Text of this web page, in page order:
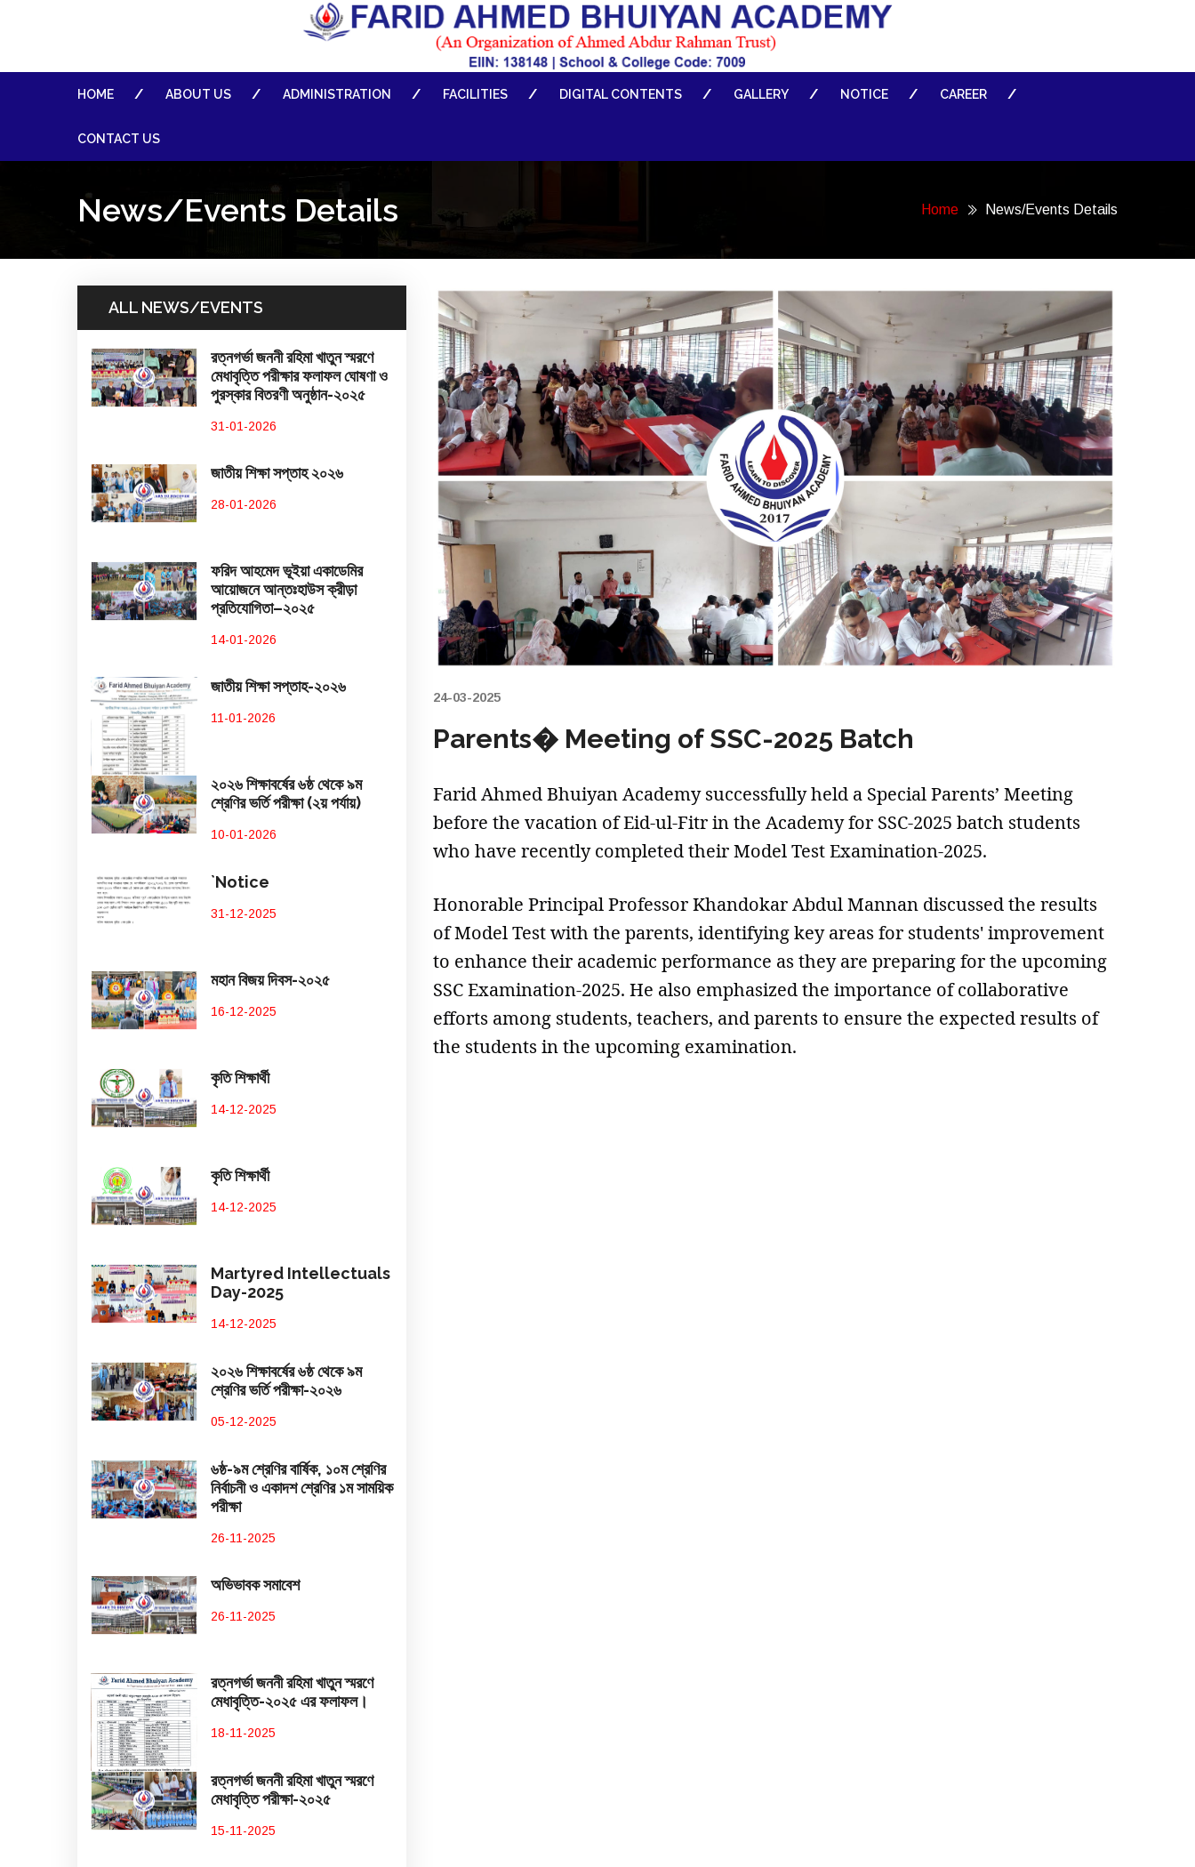
HOME ABOUT US ADMINISTRATION FACILITIES DIGITAL CONTENTS GALLERY NOTICE CAREER
CONTACT US
News/Events Details Home News/Events Details
24-03-2025
Parents� Meeting of SSC-2025 Batch
Farid Ahmed Bhuiyan Academy successfully held a Special Parents’ Meeting
before the vacation of Eid-ul-Fitr in the Academy for SSC-2025 batch students
who have recently completed their Model Test Examination-2025.
Honorable Principal Professor Khandokar Abdul Mannan discussed the results
of Model Test with the parents, identifying key areas for students' improvement
to enhance their academic performance as they are preparing for the upcoming
SSC Examination-2025. He also emphasized the importance of collaborative
efforts among students, teachers, and parents to ensure the expected results of
the students in the upcoming examination.
ALL NEWS/EVENTS
রত্নগর্ভা জননী রহিমা খাতুন স্মরণে
মেধাবৃত্তি পরীক্ষার ফলাফল ঘোষণা ও
পুরস্কার বিতরণী অনুষ্ঠান-২০২৫
31-01-2026
জাতীয় শিক্ষা সপ্তাহ ২০২৬
28-01-2026
ফরিদ আহমেদ ভূইয়া একাডেমির
আয়োজনে আন্তঃহাউস ক্রীড়া
প্রতিযোগিতা–২০২৫
14-01-2026
জাতীয় শিক্ষা সপ্তাহ-২০২৬
11-01-2026
২০২৬ শিক্ষাবর্ষের ৬ষ্ঠ থেকে ৯ম
শ্রেণির ভর্তি পরীক্ষা (২য় পর্যায়)
10-01-2026
`Notice
31-12-2025
মহান বিজয় দিবস-২০২৫
16-12-2025
কৃতি শিক্ষার্থী
14-12-2025
কৃতি শিক্ষার্থী
14-12-2025
Martyred Intellectuals
Day-2025
14-12-2025
২০২৬ শিক্ষাবর্ষের ৬ষ্ঠ থেকে ৯ম
শ্রেণির ভর্তি পরীক্ষা-২০২৬
05-12-2025
৬ষ্ঠ-৯ম শ্রেণির বার্ষিক, ১০ম শ্রেণির
নির্বাচনী ও একাদশ শ্রেণির ১ম সাময়িক
পরীক্ষা
26-11-2025
অভিভাবক সমাবেশ
26-11-2025
রত্নগর্ভা জননী রহিমা খাতুন স্মরণে
মেধাবৃত্তি-২০২৫ এর ফলাফল।
18-11-2025
রত্নগর্ভা জননী রহিমা খাতুন স্মরণে
মেধাবৃত্তি পরীক্ষা-২০২৫
15-11-2025